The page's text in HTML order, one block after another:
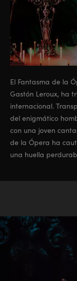
El Fantasma de la
Gastón Leroux, ha
internacional.
del enigmático
con una joven
de la Ópera ha
una huella